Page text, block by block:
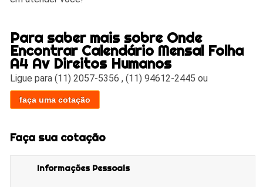
Para saber mais sobre Onde
Encontrar Calendário Mensal Folha
A4 Av Direitos Humanos
Ligue para(11) 2057-5356 ,(11) 94612-2445 ou
faça uma cotação
Faça sua cotação
Informações Pessoais